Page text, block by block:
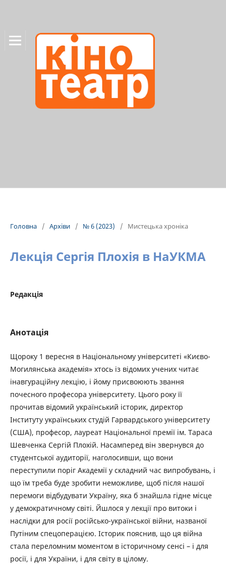
Головна / Архіви / № 6 (2023) / Мистецька хроніка
Лекція Сергія Плохія в НаУКМА
Редакція
Анотація
Щороку 1 вересня в Національному університеті «Києво-
Могилянська академія» хтось із відомих учених читає
інавгураційну лекцію, і йому присвоюють звання
почесного професора університету. Цього року її
прочитав відомий український історик, директор
Інституту українських студій Гарвардського університету
(США), професор, лауреат Національної премії ім. Тараса
Шевченка Сергій Плохій. Насамперед він звернувся до
студентської аудиторії, наголосивши, що вони
переступили поріг Академії у складний час випробувань, і
що їм треба буде зробити неможливе, щоб після нашої
перемоги відбудувати Україну, яка б знайшла гідне місце
у демократичному світі. Йшлося у лекції про витоки і
наслідки для росії російсько-української війни, названої
Путіним спецоперацією. Історик пояснив, що ця війна
стала переломним моментом в історичному сенсі – і для
росії, і для України, і для світу в цілому.